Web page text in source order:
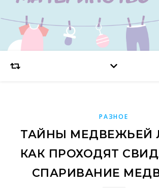
РАЗНОЕ
ТАЙНЫ МЕДВЕЖЬЕЙ
КАК ПРОХОДЯТ
СПАРИВАНИЕ